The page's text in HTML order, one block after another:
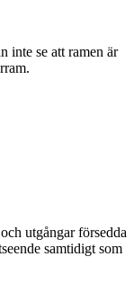
inte se att ramen är
utgångar försedda
samtidigt som